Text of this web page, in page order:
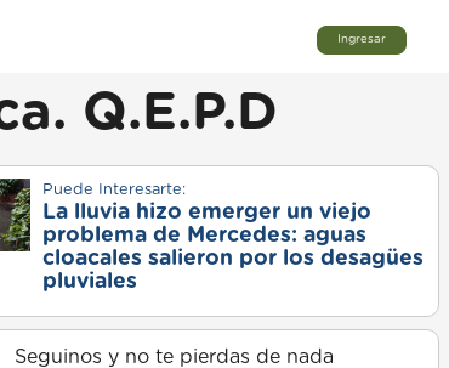
Ingresar
Q.E.P.D
Puede Interesarte:
La lluvia hizo emerger un viejo
problema de Mercedes: aguas
cloacales salieron por los desagües
pluviales
Seguinos y no te pierdas de nada